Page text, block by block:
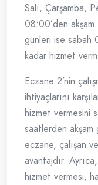
Salı, Çarşamba,
08:00’den akşam
günleri ise sabah
kadar hizmet
Eczane 2’nin
ihtiyaçlarını
hizmet vermesini
saatlerden
eczane, çalışan
avantajdır.
hizmet vermesi,